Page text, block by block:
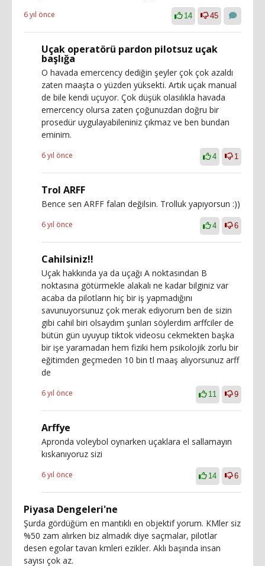
6 yıl önce 14 45
Uçak operatörü pardon pilotsuz uçak
başlığa
O havada emercency dediğin şeyler çok çok azaldı
zaten maaşta o yüzden yüksekti. Artık uçak manual
de bile kendi uçuyor. Çok düşük olasılıkla havada
emercency olursa zaten çoğunuzdan doğru bir
prosedür uygulayabileniniz çıkmaz ve ben bundan
eminim.
6 yıl önce 4 1
Trol ARFF
Bence sen ARFF falan değilsin. Trolluk yapıyorsun :))
6 yıl önce 4 6
Cahilsiniz!!
Uçak hakkında ya da uçağı A noktasından B
noktasına götürmekle alakalı ne kadar bilginiz var
acaba da pilotların hiç bir iş yapmadığını
savunuyorsunuz çok merak ediyorum ben de sizin
gibi cahil biri olsaydım şunları söylerdim arffciler de
bütün gün uyuyup tiktok videosu cekmekten başka
bir işe yaramadan hem fiziki hem psikolojik zorlu bir
eğitimden geçmeden 10 bin tl maaş alıyorsunuz arff
de
6 yıl önce 11 9
Arffye
Apronda voleybol oynarken uçaklara el sallamayın
kıskanıyoruz sizi
6 yıl önce 14 6
Piyasa Dengeleri'ne
Şurda gördüğüm en mantıklı en objektif yorum. KMler siz
%50 zam alırken biz almadık diye saçmalar, pilotlar
desen egolar tavan kmleri ezikler. Aklı başında insan
sayısı çok az.